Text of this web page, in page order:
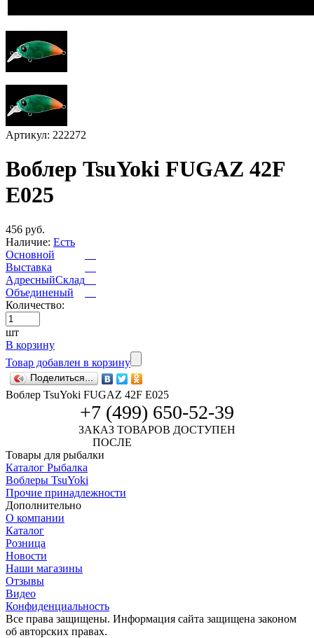
Артикул: 222272
Воблер TsuYoki FUGAZ 42F
E025
456 руб.
Наличие: Есть
Основной
Выставка
АдресныйСклад
Объединеный
Количество:
шт
В корзину
Товар добавлен в корзину
Поделиться...
Воблер TsuYoki FUGAZ 42F E025
+7 (499) 650-52-39
ЗАКАЗ ТОВАРОВ ДОСТУПЕН
ПОСЛЕ
Товары для рыбалки
Каталог Рыбалка
Воблеры TsuYoki
Прочие принадлежности
Дополнительно
О компании
Каталог
Розница
Новости
Наши магазины
Отзывы
Видео
Конфиденциальность
Все права защищены. Информация сайта защищена законом
об авторских правах.